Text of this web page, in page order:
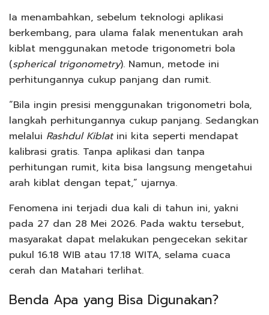
Ia menambahkan, sebelum teknologi aplikasi
berkembang, para ulama falak menentukan arah
kiblat menggunakan metode trigonometri bola
(spherical trigonometry). Namun, metode ini
perhitungannya cukup panjang dan rumit.
“Bila ingin presisi menggunakan trigonometri bola,
langkah perhitungannya cukup panjang. Sedangkan
melalui Rashdul Kiblatini kita seperti mendapat
kalibrasi gratis. Tanpa aplikasi dan tanpa
perhitungan rumit, kita bisa langsung mengetahui
arah kiblat dengan tepat,” ujarnya.
Fenomena ini terjadi dua kali di tahun ini, yakni
pada 27 dan 28 Mei 2026. Pada waktu tersebut,
masyarakat dapat melakukan pengecekan sekitar
pukul 16.18 WIB atau 17.18 WITA, selama cuaca
cerah dan Matahari terlihat.
Benda Apa yang Bisa Digunakan?